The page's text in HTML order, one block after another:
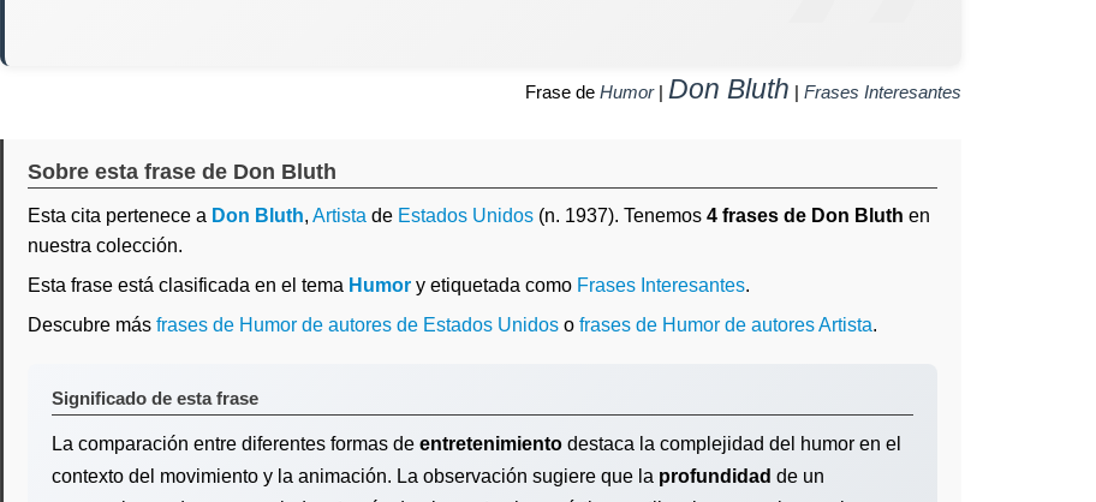
Frase de Humor| Don Bluth | Frases Interesantes
Sobre esta frase de Don Bluth
Esta cita pertenece a Don Bluth, Artista de Estados Unidos (n. 1937). Tenemos 4 frases de Don Bluth en
nuestra colección.
Esta frase está clasificada en el tema Humor y etiquetada como Frases Interesantes.
Descubre más frases de Humor de autores de Estados Unidos o frases de Humor de autores Artista.
Significado de esta frase
La comparación entre diferentes formas de entretenimiento destaca la complejidad del humor en el
contexto del movimiento y la animación. La observación sugiere que la profundidad de un